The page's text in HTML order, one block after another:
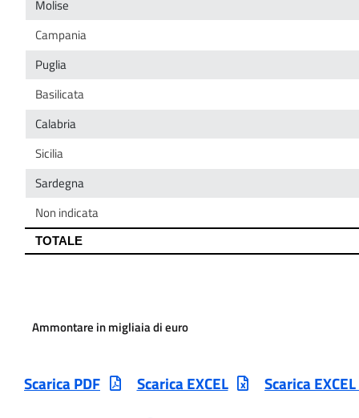
Ammontare in migliaia di euro